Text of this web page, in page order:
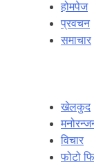
होमपेज
प्रवचन
समाचार
खेलकुद
विचार
फोटो